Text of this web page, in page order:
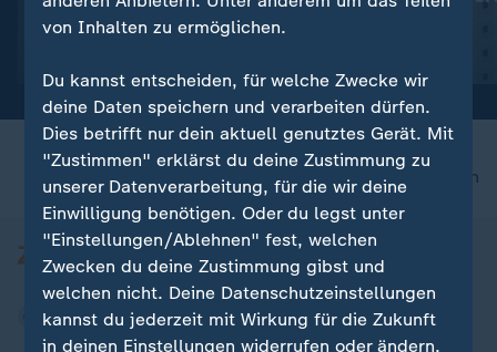
entdeckt
nach oben
von Inhalten zu ermöglichen.
Du kannst entscheiden, für welche Zwecke wir
deine Daten speichern und verarbeiten dürfen.
Dies betrifft nur dein aktuell genutztes Gerät. Mit
"Zustimmen" erklärst du deine Zustimmung zu
unserer Datenverarbeitung, für die wir deine
Einwilligung benötigen. Oder du legst unter
"Einstellungen/Ablehnen" fest, welchen
Zwecken du deine Zustimmung gibst und
welchen nicht. Deine Datenschutzeinstellungen
kannst du jederzeit mit Wirkung für die Zukunft
in deinen Einstellungen widerrufen oder ändern.